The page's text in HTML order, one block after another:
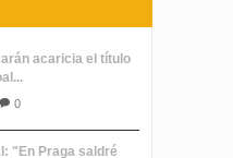
acaricia el título
0
"En Praga saldré